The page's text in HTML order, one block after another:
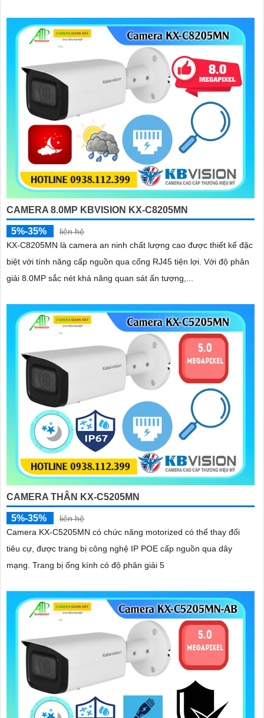
CAMERA 8.0MP KBVISION KX-C8205MN
5%-35%
liên hệ
KX-C8205MN là camera an ninh chất lượng cao được thiết kế đặc
biệt với tính năng cấp nguồn qua cổng RJ45 tiện lợi. Với độ phân
giải 8.0MP sắc nét khả năng quan sát ấn tượng,...
CAMERA THÂN KX-C5205MN
5%-35%
liên hệ
Camera KX-C5205MN có chức năng motorized có thể thay đổi
tiêu cự, được trang bị công nghệ IP POE cấp nguồn qua dây
mạng. Trang bị ống kính có độ phân giải 5